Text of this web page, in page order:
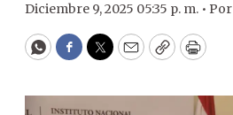
Diciembre 9, 2025 05:35 p. m. • Por
WhatsApp
Facebook
Twitter
EmailCopyPrint